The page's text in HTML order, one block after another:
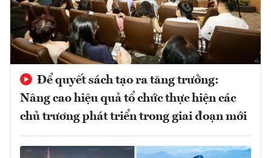
Để quyết sách tạo ra tăng trưởng:
Nâng cao hiệu quả tổ chức thực hiện các
chủ trương phát triển trong giai đoạn mới